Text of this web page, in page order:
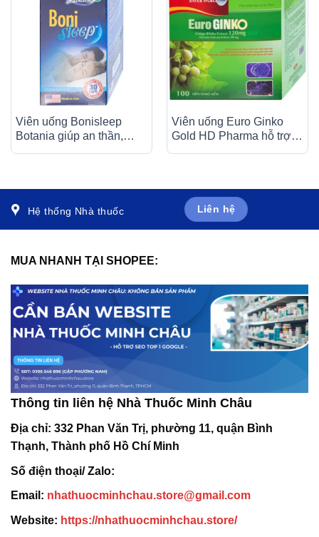
Viên uống Bonisleep
Botania giúp an thần,
Viên uống Euro Ginko
Gold HD Pharma hỗ trợ
Hệ thống Nhà thuốc Liên hệ
MUA NHANH TẠI SHOPEE:
Thông tin liên hệ Nhà Thuốc Minh Châu
Địa chỉ: 332 Phan Văn Trị, phường 11, quận Bình
Thạnh, Thành phố Hồ Chí Minh
Số điện thoại/ Zalo:
Email: nhathuocminhchau.store@gmail.com
Website: https://nhathuocminhchau.store/